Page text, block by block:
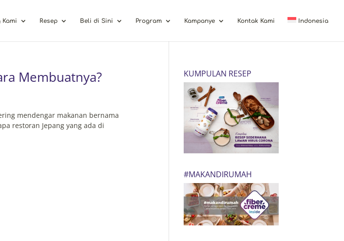
Kami Resep Beli di Sini Program Kampanye Kontak Kami Indonesia
Membuatnya?
mendengar makanan bernama
restoran Jepang yang ada di
KUMPULAN RESEP
#MAKANDIRUMAH